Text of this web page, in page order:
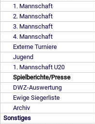
1. Mannschaft
2. Mannschaft
3. Mannschaft
4. Mannschaft
Externe Turniere
Jugend
1. Mannschaft U20
Spielberichte/Presse
DWZ-Auswertung
Ewige Siegerliste
Archiv
Sonstiges